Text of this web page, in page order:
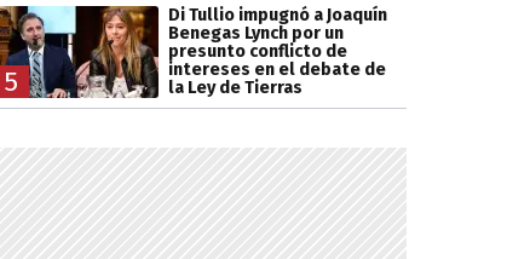
5
Di Tullio impugnó a Joaquín
Benegas Lynch por un
presunto conflicto de
intereses en el debate de
la Ley de Tierras